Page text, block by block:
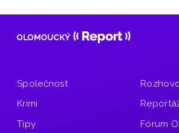
Společnost
Krimi
Tipy
Fórum